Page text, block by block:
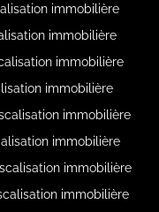
immobilière
immobilière
immobilière
immobilière
immobilière
immobilière
immobilière
immobilière